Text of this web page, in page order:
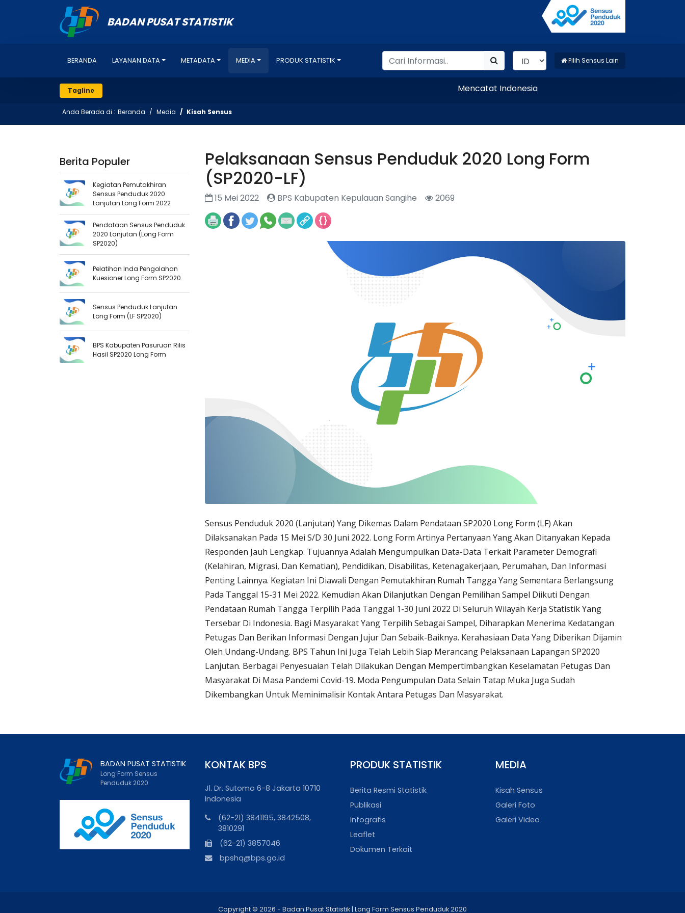
BADAN PUSAT STATISTIK
BERANDA LAYANAN DATA METADATA MEDIA PRODUK STATISTIK Pilih Sensus Lain
Tagline Mencatat Indonesia
Anda Berada di : Beranda Media Kisah Sensus
Berita Populer
Kegiatan Pemutakhiran
Sensus Penduduk 2020
Lanjutan Long Form 2022
Pendataan Sensus Penduduk
2020 Lanjutan (Long Form
SP2020)
Pelatihan Inda Pengolahan
Kuesioner Long Form SP2020.
Sensus Penduduk Lanjutan
Long Form (LF SP2020)
BPS Kabupaten Pasuruan Rilis
Hasil SP2020 Long Form
Pelaksanaan Sensus Penduduk 2020 Long Form
(SP2020-LF)
15 Mei 2022 BPS Kabupaten Kepulauan Sangihe 2069
Sensus Penduduk 2020 (Lanjutan) Yang Dikemas Dalam Pendataan SP2020 Long Form (LF) Akan
Dilaksanakan Pada 15 Mei S/D 30 Juni 2022. Long Form Artinya Pertanyaan Yang Akan Ditanyakan Kepada
Responden Jauh Lengkap. Tujuannya Adalah Mengumpulkan Data-Data Terkait Parameter Demografi
(Kelahiran, Migrasi, Dan Kematian), Pendidikan, Disabilitas, Ketenagakerjaan, Perumahan, Dan Informasi
Penting Lainnya. Kegiatan Ini Diawali Dengan Pemutakhiran Rumah Tangga Yang Sementara Berlangsung
Pada Tanggal 15-31 Mei 2022. Kemudian Akan Dilanjutkan Dengan Pemilihan Sampel Diikuti Dengan
Pendataan Rumah Tangga Terpilih Pada Tanggal 1-30 Juni 2022 Di Seluruh Wilayah Kerja Statistik Yang
Tersebar Di Indonesia. Bagi Masyarakat Yang Terpilih Sebagai Sampel, Diharapkan Menerima Kedatangan
Petugas Dan Berikan Informasi Dengan Jujur Dan Sebaik-Baiknya. Kerahasiaan Data Yang Diberikan Dijamin
Oleh Undang-Undang. BPS Tahun Ini Juga Telah Lebih Siap Merancang Pelaksanaan Lapangan SP2020
Lanjutan. Berbagai Penyesuaian Telah Dilakukan Dengan Mempertimbangkan Keselamatan Petugas Dan
Masyarakat Di Masa Pandemi Covid-19. Moda Pengumpulan Data Selain Tatap Muka Juga Sudah
Dikembangkan Untuk Meminimalisir Kontak Antara Petugas Dan Masyarakat.
BADAN PUSAT STATISTIK
Long Form Sensus
Penduduk 2020
KONTAK BPS
Jl. Dr. Sutomo 6-8 Jakarta 10710
Indonesia
(62-21) 3841195, 3842508,
3810291
(62-21) 3857046
bpshq@bps.go.id
PRODUK STATISTIK
Berita Resmi Statistik
Publikasi
Infografis
Leaflet
Dokumen Terkait
MEDIA
Kisah Sensus
Galeri Foto
Galeri Video
Copyright © 2026 - Badan Pusat Statistik | Long Form Sensus Penduduk 2020